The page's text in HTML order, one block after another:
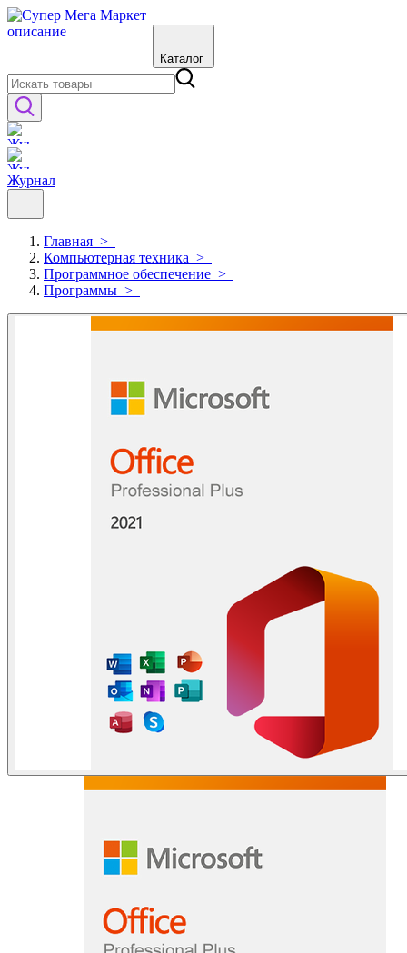
Каталог
Журнал
Главная >
Компьютерная техника >
Программное обеспечение >
Программы >